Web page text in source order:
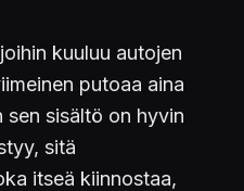
kuuluu autojen
putoaa aina
sisältö on hyvin
sitä
itseä kiinnostaa,